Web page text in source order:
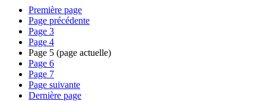
Première page
Page précédente
Page 3
Page 4
Page 5 (page actuelle)
Page 6
Page 7
Page suivante
Dernière page